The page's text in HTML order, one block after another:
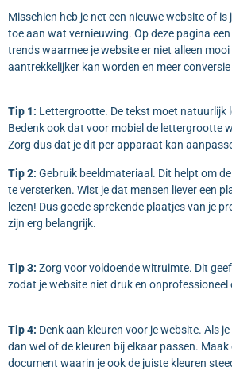
Misschien heb je net een nieuwe website of is
toe aan wat vernieuwing. Op deze pagina
trends waarmee je website er niet alleen
aantrekkelijker kan worden en meer
Tip 1: Lettergrootte. De tekst moet natuurlijk
Bedenk ook dat voor mobiel de lettergrootte
Zorg dus dat je dit per apparaat kan
Tip 2: Gebruik beeldmateriaal. Dit helpt om
te versterken. Wist je dat mensen liever een
lezen! Dus goede sprekende plaatjes van je
zijn erg belangrijk.
Tip 3: Zorg voor voldoende witruimte. Dit
zodat je website niet druk en onprofessioneel
Tip 4: Denk aan kleuren voor je website. Als
dan wel of de kleuren bij elkaar passen. Maak
document waarin je ook de juiste kleuren